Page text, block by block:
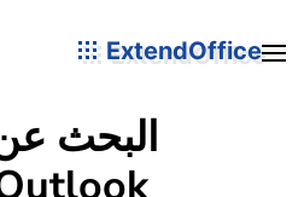
ExtendOffice
البحث